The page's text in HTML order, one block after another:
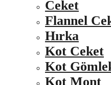
Ceket
Flannel
Hırka
Kot Ceket
Kot
Kot Mont